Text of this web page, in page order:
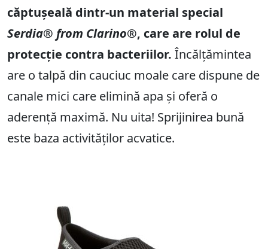
căptușeală dintr-un material special
Serdia® from Clarino®, care are rolul de
protecție contra bacteriilor. Încălțămintea
are o talpă din cauciuc moale care dispune de
canale mici care elimină apa și oferă o
aderență maximă. Nu uita! Sprijinirea bună
este baza activităților acvatice.